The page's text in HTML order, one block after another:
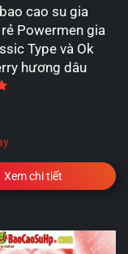
cao su gia
Powermen gia
Type và Ok
hương dâu
Xem chi tiết